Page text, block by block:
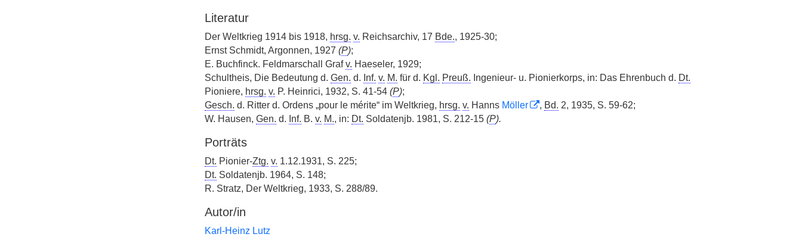
Literatur
Der Weltkrieg 1914 bis 1918, hrsg. v. Reichsarchiv, 17 Bde., 1925-30;
Ernst Schmidt, Argonnen, 1927 (P);
E. Buchfinck. Feldmarschall Grafv. Haeseler, 1929;
Schultheis, Die Bedeutung d. Gen. d. Inf. v. M. für d. Kgl. Preuß. Ingenieur- u. Pionierkorps, in: Das Ehrenbuch d. Dt.
Pioniere, hrsg. v. P. Heinrici, 1932, S. 41-54 (P);
Gesch. d. Ritter d. Ordens „pour le mérite“ im Weltkrieg, hrsg. v. Hanns Möller , Bd. 2, 1935, S. 59-62;
W. Hausen, Gen. d. Inf. B. v. M., in: Dt. Soldatenjb. 1981, S. 212-15 (P).
Porträts
Dt. Pionier-Ztg. v. 1.12.1931, S. 225;
Dt. Soldatenjb. 1964, S. 148;
R. Stratz, Der Weltkrieg, 1933, S. 288/89.
Autor/in
Karl-Heinz Lutz